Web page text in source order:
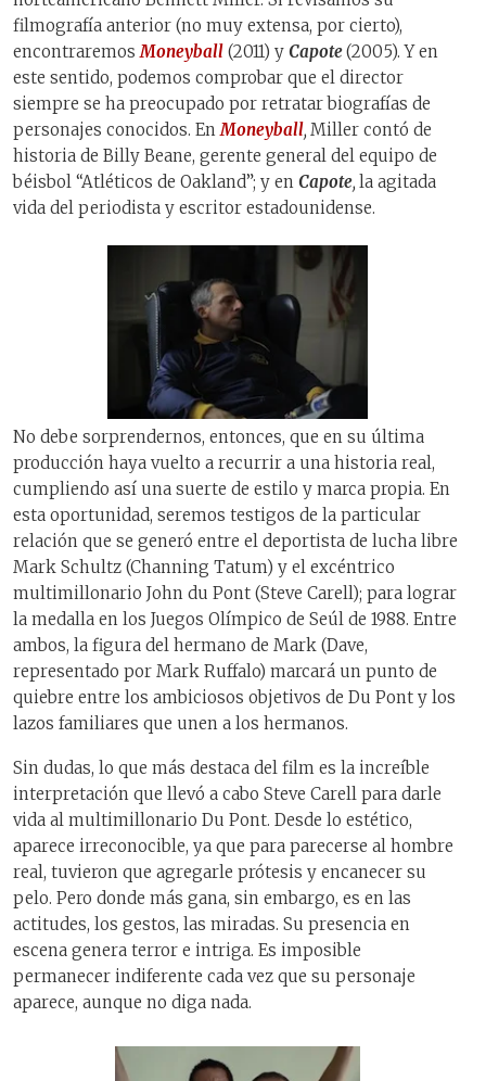
filmografía anterior (no muy extensa, por cierto),
encontraremosMoneyball (2011) y Capote(2005). Y en
este sentido, podemos comprobar que el director
siempre se ha preocupado por retratar biografías de
personajes conocidos. EnMoneyball, Miller contó de
historia de Billy Beane, gerente general del equipo de
béisbol “Atléticos de Oakland”; y en Capote, la agitada
vida del periodista y escritor estadounidense.
No debe sorprendernos, entonces, que en su última
producción haya vuelto a recurrir a una historia real,
cumpliendo así una suerte de estilo y marca propia. En
esta oportunidad, seremos testigos de la particular
relación que se generó entre el deportista de lucha libre
Mark Schultz (Channing Tatum) y el excéntrico
multimillonario John du Pont (Steve Carell); para lograr
la medalla en los Juegos Olímpico de Seúl de 1988. Entre
ambos, la figura del hermano de Mark (Dave,
representado por Mark Ruffalo) marcará un punto de
quiebre entre los ambiciosos objetivos de Du Pont y los
lazos familiares que unen a los hermanos.
Sin dudas, lo que más destaca del film es la increíble
interpretación que llevó a cabo Steve Carell para darle
vida al multimillonario Du Pont. Desde lo estético,
aparece irreconocible, ya que para parecerse al hombre
real, tuvieron que agregarle prótesis y encanecer su
pelo. Pero donde más gana, sin embargo, es en las
actitudes, los gestos, las miradas. Su presencia en
escena genera terror e intriga. Es imposible
permanecer indiferente cada vez que su personaje
aparece, aunque no diga nada.